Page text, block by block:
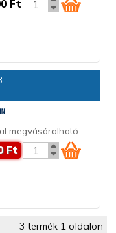
Ft
megvásárolható
Ft
3 termék 1 oldalon